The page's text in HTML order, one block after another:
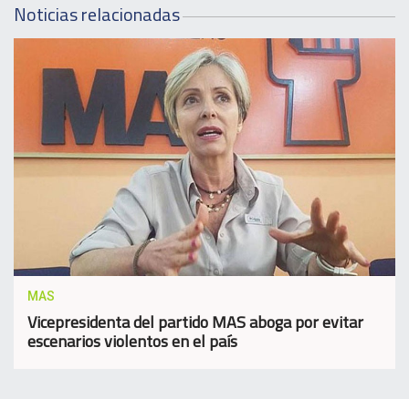
Noticias relacionadas
MAS
Vicepresidenta del partido MAS aboga por evitar
escenarios violentos en el país